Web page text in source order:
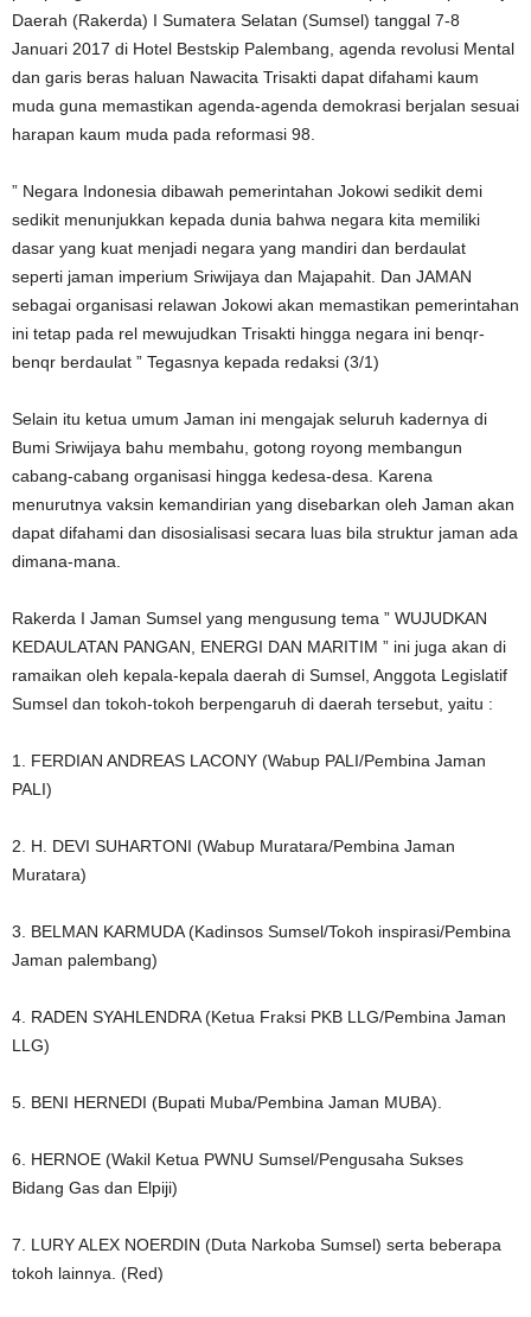
Daerah (Rakerda) I Sumatera Selatan (Sumsel) tanggal 7-8
Januari 2017 di Hotel Bestskip Palembang, agenda revolusi Mental
dan garis beras haluan Nawacita Trisakti dapat difahami kaum
muda guna memastikan agenda-agenda demokrasi berjalan sesuai
harapan kaum muda pada reformasi 98.
” Negara Indonesia dibawah pemerintahan Jokowi sedikit demi
sedikit menunjukkan kepada dunia bahwa negara kita memiliki
dasar yang kuat menjadi negara yang mandiri dan berdaulat
seperti jaman imperium Sriwijaya dan Majapahit. Dan JAMAN
sebagai organisasi relawan Jokowi akan memastikan pemerintahan
ini tetap pada rel mewujudkan Trisakti hingga negara ini benqr-
benqr berdaulat ” Tegasnya kepada redaksi (3/1)
Selain itu ketua umum Jaman ini mengajak seluruh kadernya di
Bumi Sriwijaya bahu membahu, gotong royong membangun
cabang-cabang organisasi hingga kedesa-desa. Karena
menurutnya vaksin kemandirian yang disebarkan oleh Jaman akan
dapat difahami dan disosialisasi secara luas bila struktur jaman ada
dimana-mana.
Rakerda I Jaman Sumsel yang mengusung tema ” WUJUDKAN
KEDAULATAN PANGAN, ENERGI DAN MARITIM ” ini juga akan di
ramaikan oleh kepala-kepala daerah di Sumsel, Anggota Legislatif
Sumsel dan tokoh-tokoh berpengaruh di daerah tersebut, yaitu :
1. FERDIAN ANDREAS LACONY (Wabup PALI/Pembina Jaman
PALI)
2. H. DEVI SUHARTONI (Wabup Muratara/Pembina Jaman
Muratara)
3. BELMAN KARMUDA (Kadinsos Sumsel/Tokoh inspirasi/Pembina
Jaman palembang)
4. RADEN SYAHLENDRA (Ketua Fraksi PKB LLG/Pembina Jaman
LLG)
5. BENI HERNEDI (Bupati Muba/Pembina Jaman MUBA).
6. HERNOE (Wakil Ketua PWNU Sumsel/Pengusaha Sukses
Bidang Gas dan Elpiji)
7. LURY ALEX NOERDIN (Duta Narkoba Sumsel) serta beberapa
tokoh lainnya. (Red)